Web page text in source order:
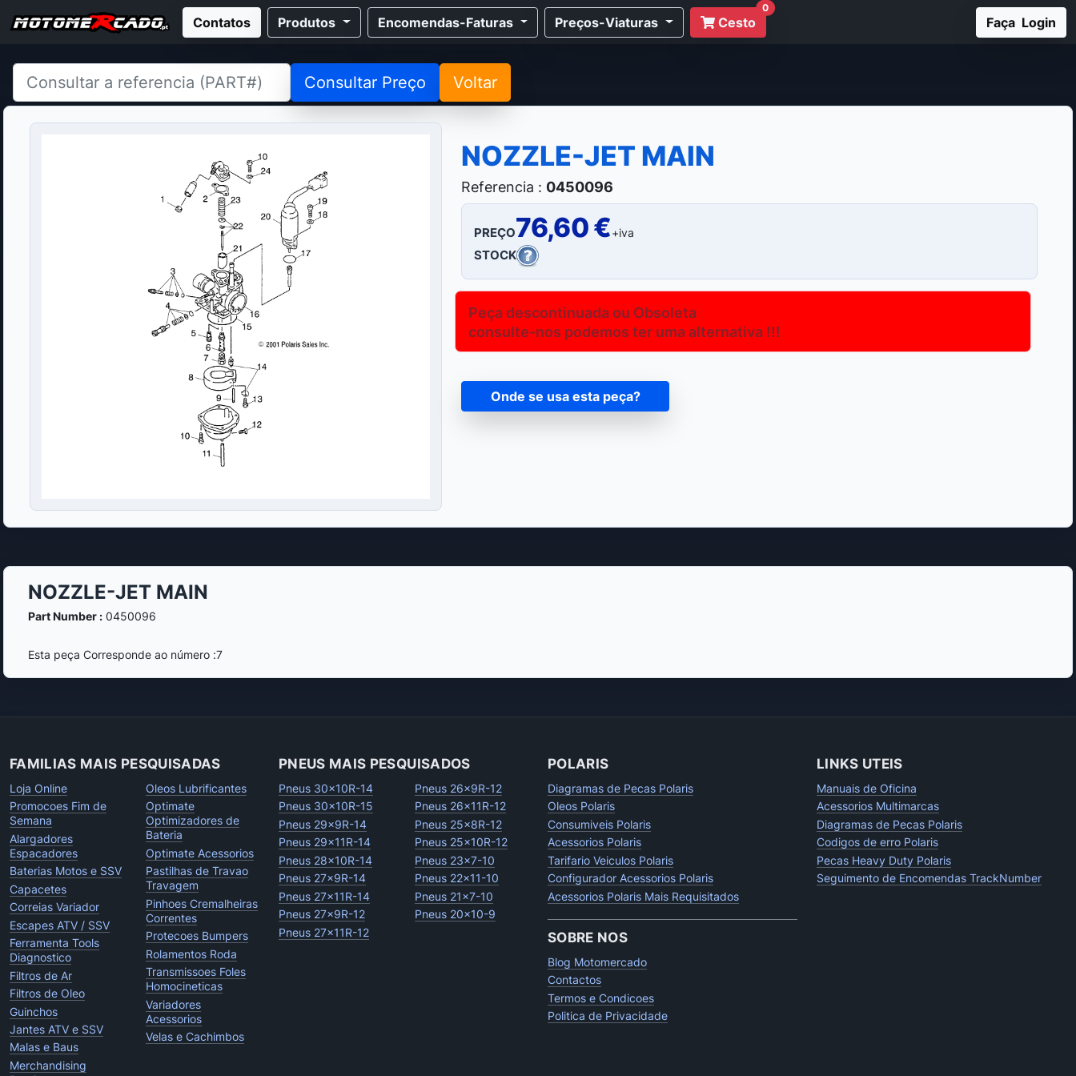
Contatos Produtos Encomendas-Faturas Preços-Viaturas Cesto
0
Faça Login
Consultar Preço Voltar
NOZZLE-JET MAIN
Referencia : 0450096
PREÇO76,60 €+iva
STOCK
Peça descontinuada ou Obsoleta
consulte-nos podemos ter uma alternativa !!!
Onde se usa esta peça?
NOZZLE-JET MAIN
Part Number :0450096
Esta peça Corresponde ao número :7
FAMILIAS MAIS PESQUISADAS
Loja Online
Promocoes Fim de
Semana
Alargadores
Espacadores
Baterias Motos e SSV
Capacetes
Correias Variador
Escapes ATV / SSV
Ferramenta Tools
Diagnostico
Filtros de Ar
Filtros de Oleo
Guinchos
Jantes ATV e SSV
Malas e Baus
Merchandising
Oleos Lubrificantes
Optimate
Optimizadores de
Bateria
Optimate Acessorios
Pastilhas de Travao
Travagem
Pinhoes Cremalheiras
Correntes
Protecoes Bumpers
Rolamentos Roda
Transmissoes Foles
Homocineticas
Variadores
Acessorios
Velas e Cachimbos
PNEUS MAIS PESQUISADOS
Pneus 30x10R-14
Pneus 30x10R-15
Pneus 29x9R-14
Pneus 29x11R-14
Pneus 28x10R-14
Pneus 27x9R-14
Pneus 27x11R-14
Pneus 27x9R-12
Pneus 27x11R-12
Pneus 26x9R-12
Pneus 26x11R-12
Pneus 25x8R-12
Pneus 25x10R-12
Pneus 23x7-10
Pneus 22x11-10
Pneus 21x7-10
Pneus 20x10-9
POLARIS
Diagramas de Pecas Polaris
Oleos Polaris
Consumiveis Polaris
Acessorios Polaris
Tarifario Veiculos Polaris
Configurador Acessorios Polaris
Acessorios Polaris Mais Requisitados
SOBRE NOS
Blog Motomercado
Contactos
Termos e Condicoes
Politica de Privacidade
LINKS UTEIS
Manuais de Oficina
Acessorios Multimarcas
Diagramas de Pecas Polaris
Codigos de erro Polaris
Pecas Heavy Duty Polaris
Seguimento de Encomendas TrackNumber